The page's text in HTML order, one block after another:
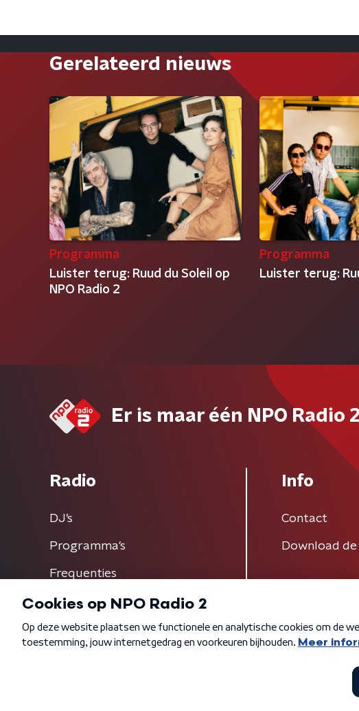
Gerelateerd nieuws
Programma
Luister terug: Ruud du Soleil op
NPO Radio 2
Programma
Luister terug:
Er is maar één NPO Radio
Radio
DJ’s
Programma's
Frequenties
Info
Contact
Download de
Algemene voorwaarden Privacybeleid